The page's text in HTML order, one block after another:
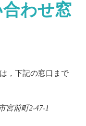
わせ窓
，下記の窓口まで
宮前町2-47-1